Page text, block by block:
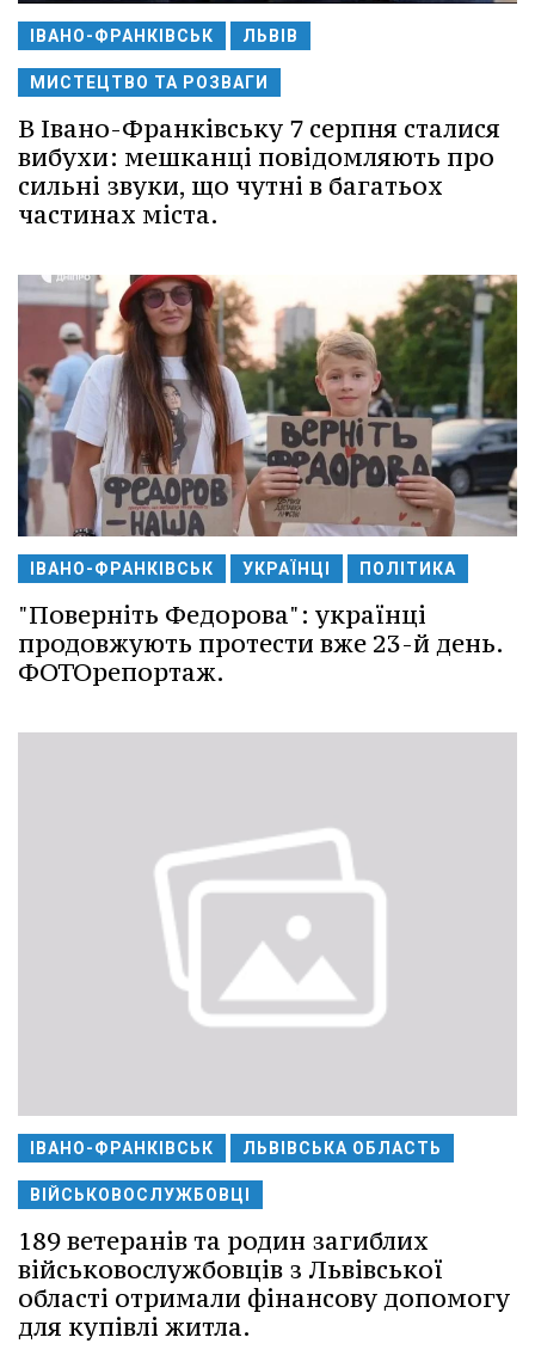
ІВАНО-ФРАНКІВСЬК ЛЬВІВ
МИСТЕЦТВО ТА РОЗВАГИ
В Івано-Франківську 7 серпня сталися
вибухи: мешканці повідомляють про
сильні звуки, що чутні в багатьох
частинах міста.
ІВАНО-ФРАНКІВСЬК УКРАЇНЦІ ПОЛІТИКА
"Поверніть Федорова": українці
продовжують протести вже 23-й день.
ФОТОрепортаж.
ІВАНО-ФРАНКІВСЬК ЛЬВІВСЬКА ОБЛАСТЬ
ВІЙСЬКОВОСЛУЖБОВЦІ
189 ветеранів та родин загиблих
військовослужбовців з Львівської
області отримали фінансову допомогу
для купівлі житла.